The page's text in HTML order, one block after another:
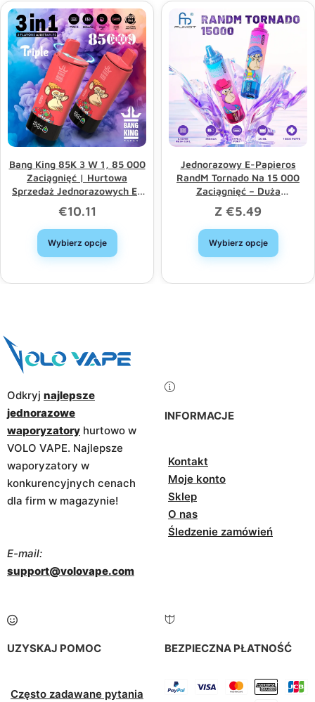
Bang King 85K 3 W 1, 85 000
Zaciągnięć | Hurtowa
Sprzedaż Jednorazowych E-
Papierosów Z Potrójną Opcją
I Długą Żywotnością
€10.11
Wybierz opcje
Jednorazowy E-Papieros
RandM Tornado Na 15 000
Zaciągnięć – Duża
Pojemność, Dobry Wybór,
Rabat Hurtowy
Z €5.49
Wybierz opcje
Odkryj najlepsze
jednorazowe
waporyzatory hurtowo w
VOLO VAPE. Najlepsze
waporyzatory w
konkurencyjnych cenach
dla firm w magazynie!
E-mail:
support@volovape.com
INFORMACJE
Kontakt
Moje konto
Sklep
O nas
Śledzenie zamówień
UZYSKAJ POMOC
Często zadawane pytania
BEZPIECZNA PŁATNOŚĆ